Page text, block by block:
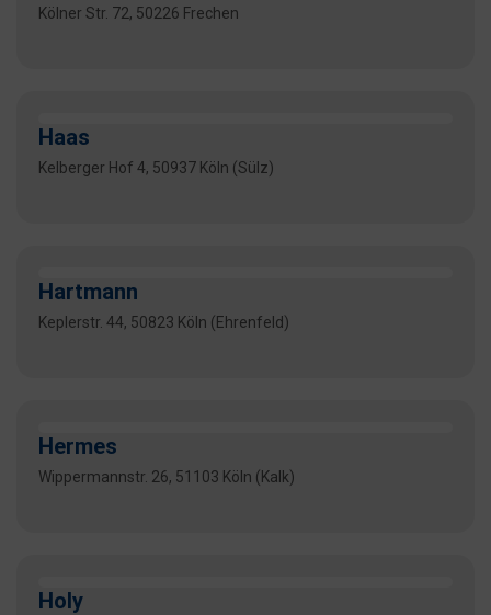
Kölner Str. 72, 50226 Frechen
Haas
Kelberger Hof 4, 50937 Köln (Sülz)
Hartmann
Keplerstr. 44, 50823 Köln (Ehrenfeld)
Hermes
Wippermannstr. 26, 51103 Köln (Kalk)
Holy